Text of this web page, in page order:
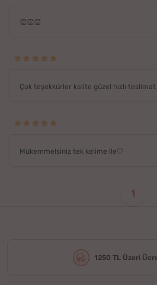
👏👏👏
Çok teşekkürler kalite güzel hızlı teslimat
Mükemmelsiniz tek kelime ile🤍
1
1250 TL Üzeri